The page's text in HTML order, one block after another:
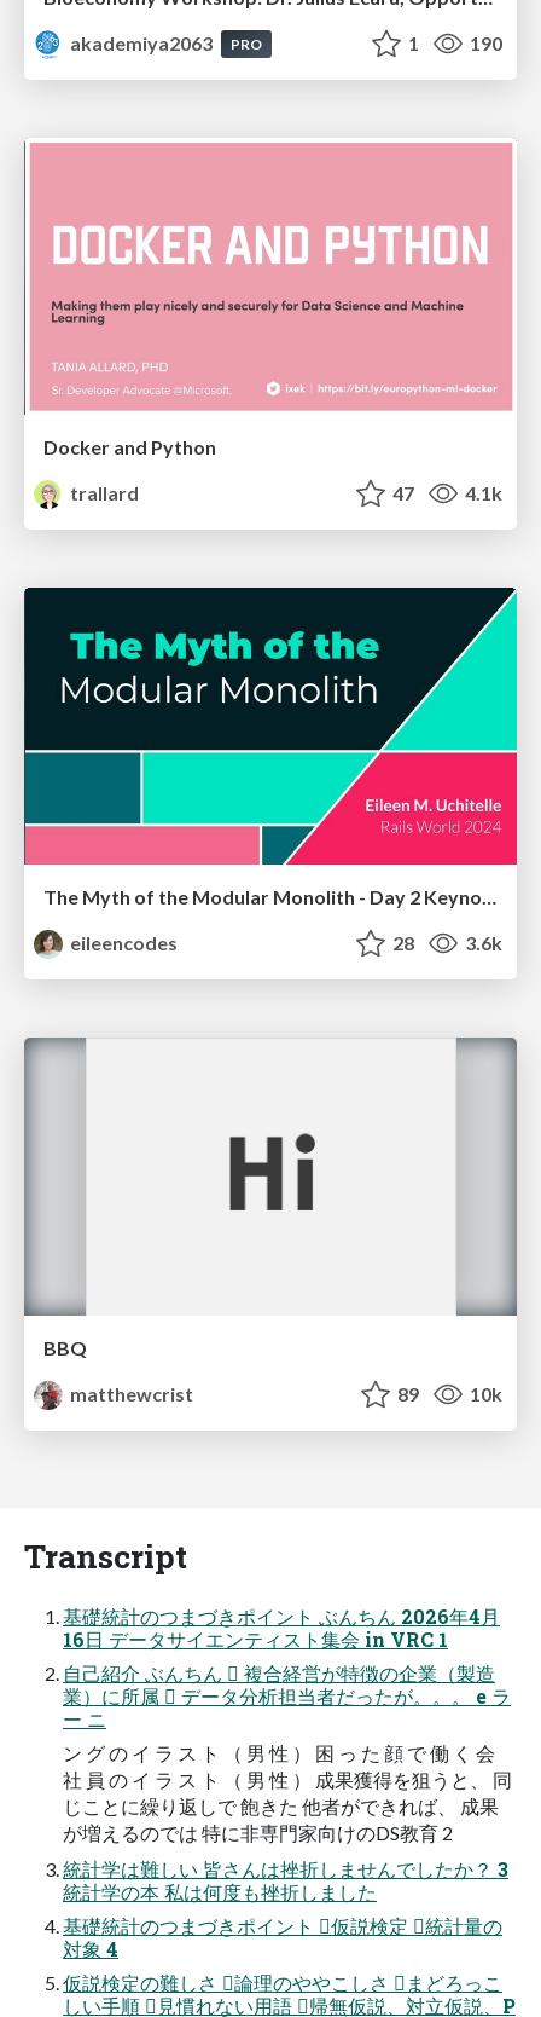
akademiya2063
PRO 1 190
Docker and Python
trallard
47 4.1k
The Myth of the Modular Monolith - Day 2 Keynote - Rails World 2024
eileencodes
28 3.6k
BBQ
matthewcrist
89 10k
Transcript
基礎統計のつまづきポイント ぶんちん 2026年4月
16日 データサイエンティスト集会 in VRC 1
自己紹介 ぶんちん  複合経営が特徴の企業（製造
業）に所属  データ分析担当者だったが。。。 e ラ
ー ニ
ン グ の イ ラ ス ト （ 男 性 ） 困 っ た 顔 で 働 く 会
社 員 の イ ラ ス ト （ 男 性 ） 成果獲得を狙うと、 同
じことに繰り返しで 飽きた 他者ができれば、 成果
が増えるのでは 特に非専門家向けのDS教育 2
統計学は難しい 皆さんは挫折しませんでしたか？ 3
統計学の本 私は何度も挫折しました
基礎統計のつまづきポイント 仮説検定 統計量の
対象 4
仮説検定の難しさ 論理のややこしさ まどろっこ
しい手順 見慣れない用語 帰無仮説、対立仮説、P